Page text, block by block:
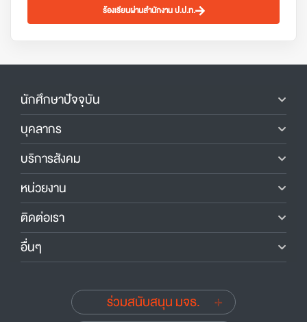
ร้องเรียนผ่านสำนักงาน ป.ป.ท.
นักศึกษาปัจจุบัน
บุคลากร
บริการสังคม
หน่วยงาน
ติดต่อเรา
อื่นๆ
ร่วมสนับสนุน มจธ.